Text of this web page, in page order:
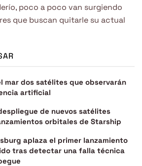
poco a poco van surgiendo
que buscan quitarle su actual
mar dos satélites que observarán
artificial
de nuevos satélites
orbitales de Starship
aplaza el primer lanzamiento
tras detectar una falla técnica